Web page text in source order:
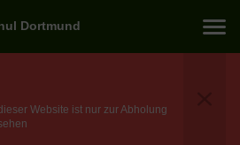
Dortmund
Website ist nur zur Abholung
Essen
In